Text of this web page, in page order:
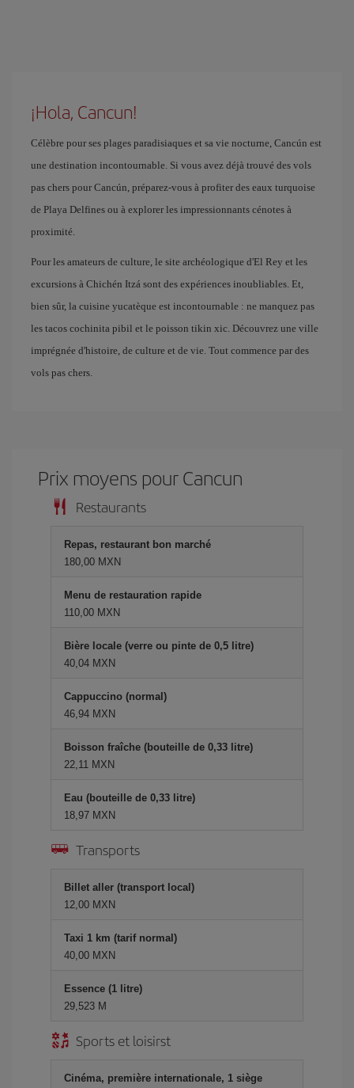
¡Hola, Cancun!
Célèbre pour ses plages paradisiaques et sa vie nocturne, Cancún est
une destination incontournable. Si vous avez déjà trouvé des vols
pas chers pour Cancún, préparez-vous à profiter des eaux turquoise
de Playa Delfines ou à explorer les impressionnants cénotes à
proximité.
Pour les amateurs de culture, le site archéologique d'El Rey et les
excursions à Chichén Itzá sont des expériences inoubliables. Et,
bien sûr, la cuisine yucatèque est incontournable : ne manquez pas
les tacos cochinita pibil et le poisson tikin xic. Découvrez une ville
imprégnée d'histoire, de culture et de vie. Tout commence par des
vols pas chers.
Prix ​​moyens pour Cancun
Restaurants
Repas, restaurant bon marché
180,00 MXN
Menu de restauration rapide
110,00 MXN
Bière locale (verre ou pinte de 0,5 litre)
40,04 MXN
Cappuccino (normal)
46,94 MXN
Boisson fraîche (bouteille de 0,33 litre)
22,11 MXN
Eau (bouteille de 0,33 litre)
18,97 MXN
Transports
Billet aller (transport local)
12,00 MXN
Taxi 1 km (tarif normal)
40,00 MXN
Essence (1 litre)
29,523 M
Sports et loisirst
Cinéma, première internationale, 1 siège